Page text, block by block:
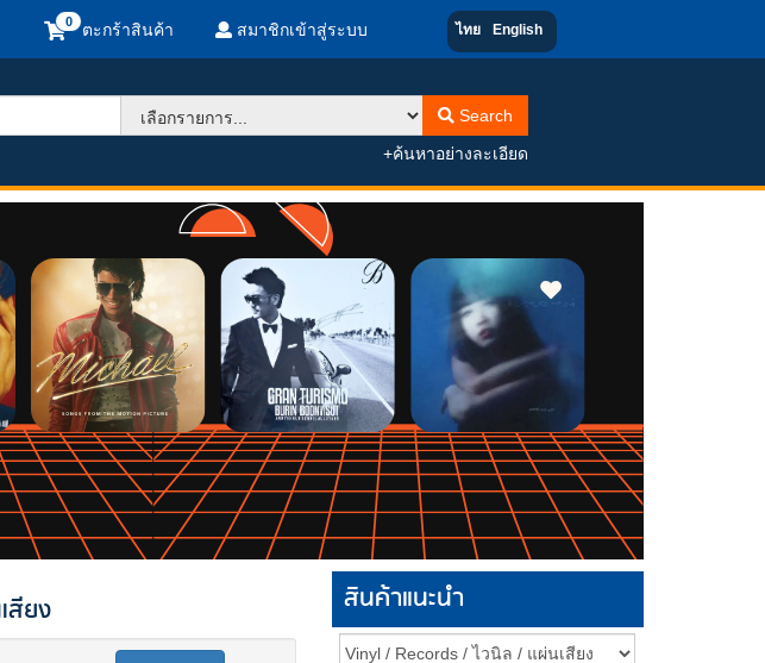
ตะกร้าสินค้า สมาชิกเข้าสู่ระบบ ไทย English
Search
+ค้นหาอย่างละเอียด
สียง สินค้าแนะนำ